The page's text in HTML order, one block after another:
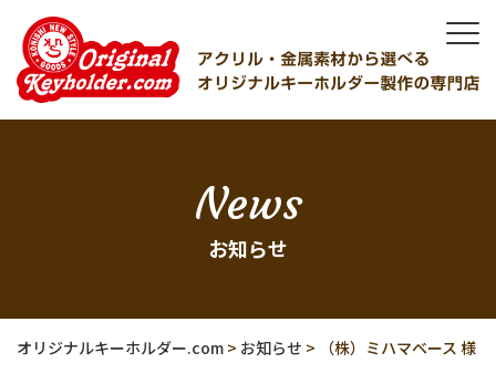
News
お知らせ
オリジナルキーホルダー.com > お知らせ > （株）ミハマベース 様